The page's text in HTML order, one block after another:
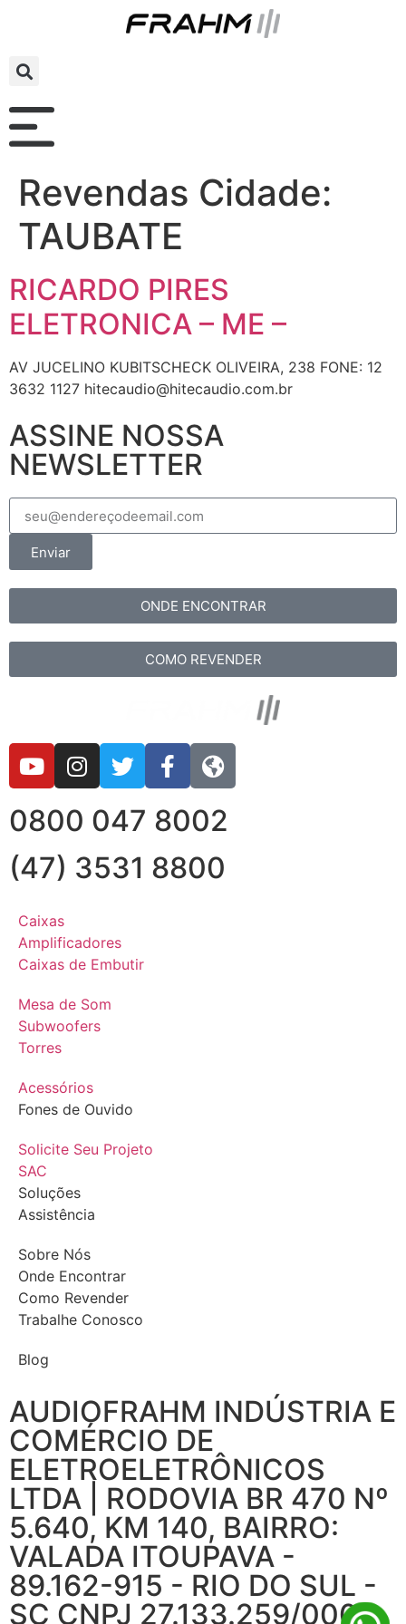
Revendas Cidade:
TAUBATE
RICARDO PIRES
ELETRONICA – ME –
AV JUCELINO KUBITSCHECK OLIVEIRA, 238 FONE: 12
3632 1127 hitecaudio@hitecaudio.com.br
ASSINE NOSSA
NEWSLETTER
Enviar
ONDE ENCONTRAR
COMO REVENDER
0800 047 8002
(47) 3531 8800
Caixas
Amplificadores
Caixas de Embutir
Mesa de Som
Subwoofers
Torres
Acessórios
Fones de Ouvido
Solicite Seu Projeto
SAC
Soluções
Assistência
Sobre Nós
Onde Encontrar
Como Revender
Trabalhe Conosco
Blog
AUDIOFRAHM INDÚSTRIA E
COMÉRCIO DE
ELETROELETRÔNICOS
LTDA | RODOVIA BR 470 Nº
5.640, KM 140, BAIRRO:
VALADA ITOUPAVA -
89.162-915 - RIO DO SUL -
SC CNPJ 27.133.259/0001-